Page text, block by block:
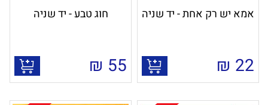
אמא יש רק אחת - יד שניה
22
₪
חוג טבע - יד שניה
55
₪